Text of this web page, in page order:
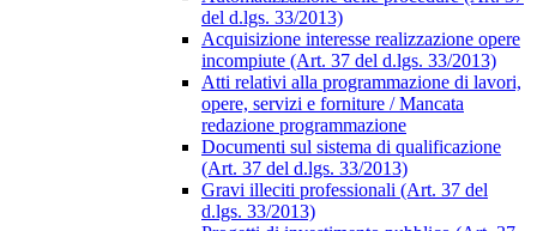
del d.lgs. 33/2013)
Acquisizione interesse realizzazione opere
incompiute (Art. 37 del d.lgs. 33/2013)
Atti relativi alla programmazione di lavori,
opere, servizi e forniture / Mancata
redazione programmazione
Documenti sul sistema di qualificazione
(Art. 37 del d.lgs. 33/2013)
Gravi illeciti professionali (Art. 37 del
d.lgs. 33/2013)